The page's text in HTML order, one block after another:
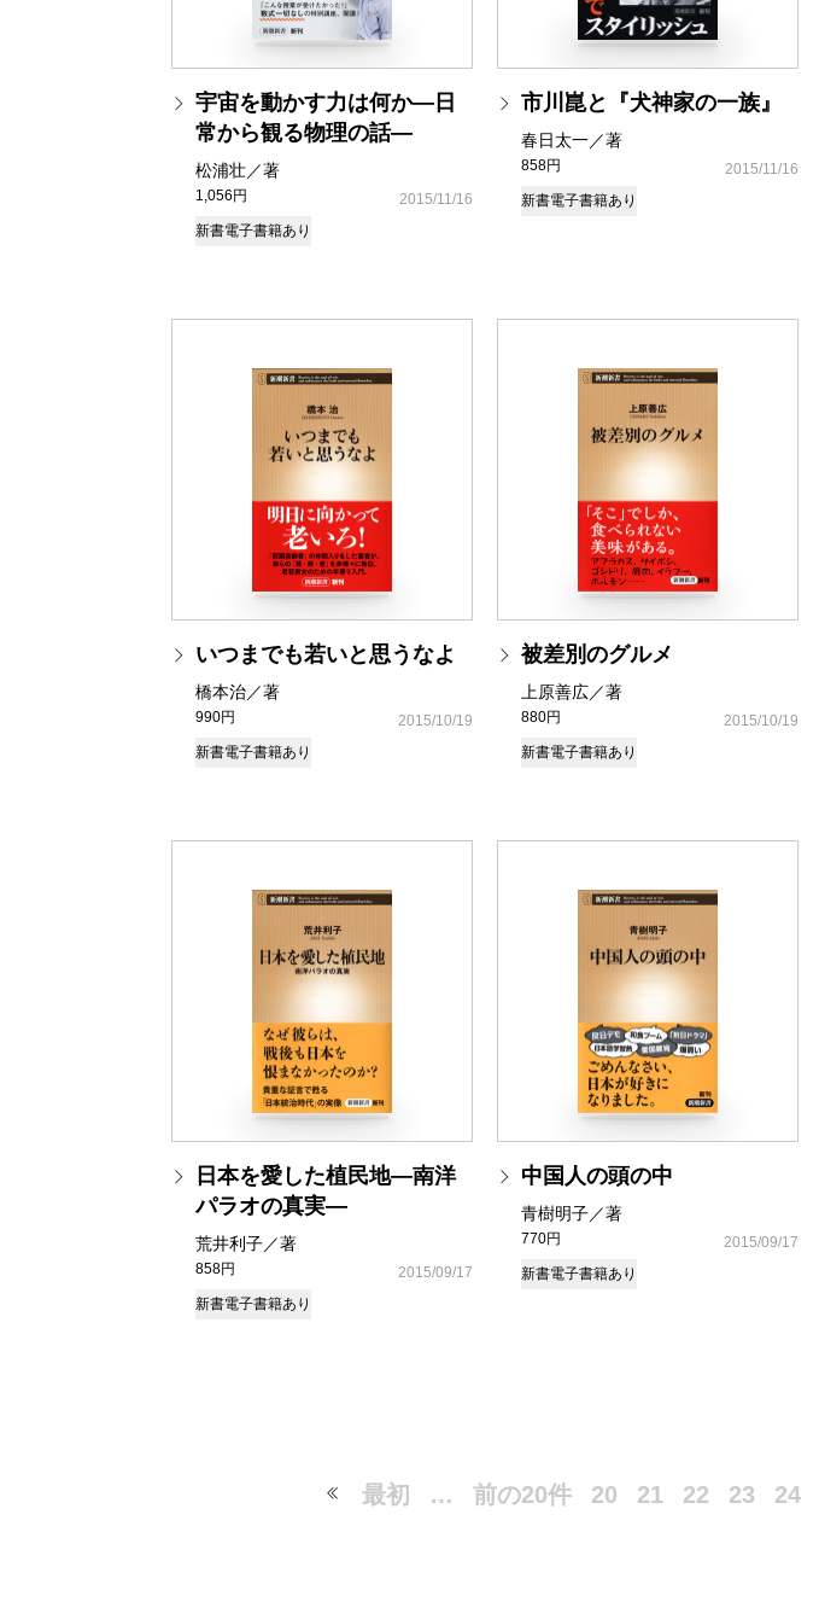
宇宙を動かす力は何か―日
常から観る物理の話―
松浦壮／著
1,056円
2015/11/16
新書電子書籍あり
市川崑と『犬神家の一族』
春日太一／著
858円
2015/11/16
新書電子書籍あり
いつまでも若いと思うなよ
橋本治／著
990円
2015/10/19
新書電子書籍あり
被差別のグルメ
上原善広／著
880円
2015/10/19
新書電子書籍あり
日本を愛した植民地―南洋
パラオの真実―
荒井利子／著
858円
2015/09/17
新書電子書籍あり
中国人の頭の中
青樹明子／著
770円
2015/09/17
新書電子書籍あり
最初 … 前の20件 20 21 22 23 24